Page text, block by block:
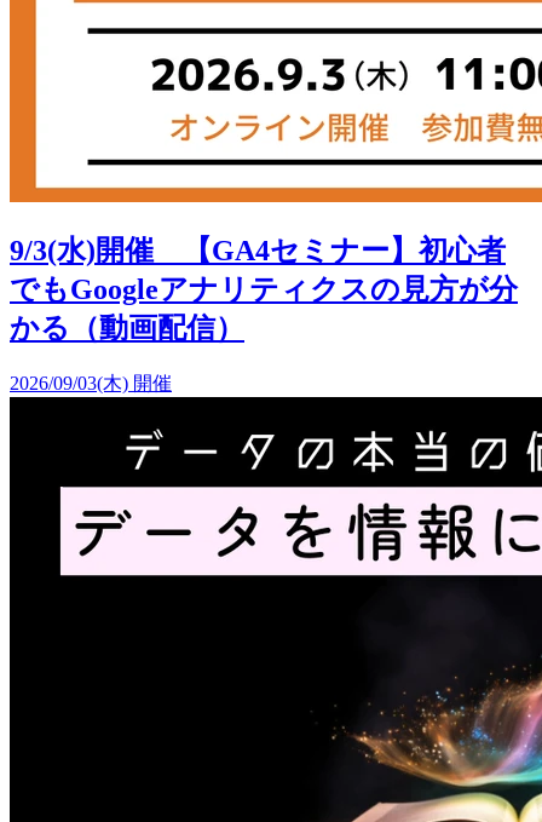
9/3(水)開催 【GA4セミナー】初心者
でもGoogleアナリティクスの見方が分
かる（動画配信）
2026/09/03(木) 開催